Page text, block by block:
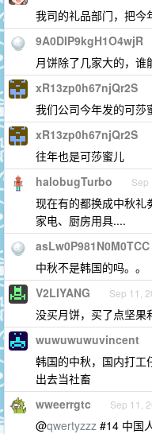
我司的礼品部门，把今
9A0DIP9kgH1O4wjR
月饼除了几家大的，
xR13zp0h67njQr2S
我们公司今年发的可莎
xR13zp0h67njQr2S
往年也是可莎蜜儿
halobugTurbo Sep
现在有的都换成中秋礼
家电、厨房用具....
asLw0P981N0M0TCC
中秋不是韩国的吗。。
V2LIYANG Sep 11,
没买月饼，买了点坚果
wuwuwuwuvincent
韩国的中秋，国内打工
出去当社畜
wweerrgtc Sep 11,
@qwertyzzz #14 中国